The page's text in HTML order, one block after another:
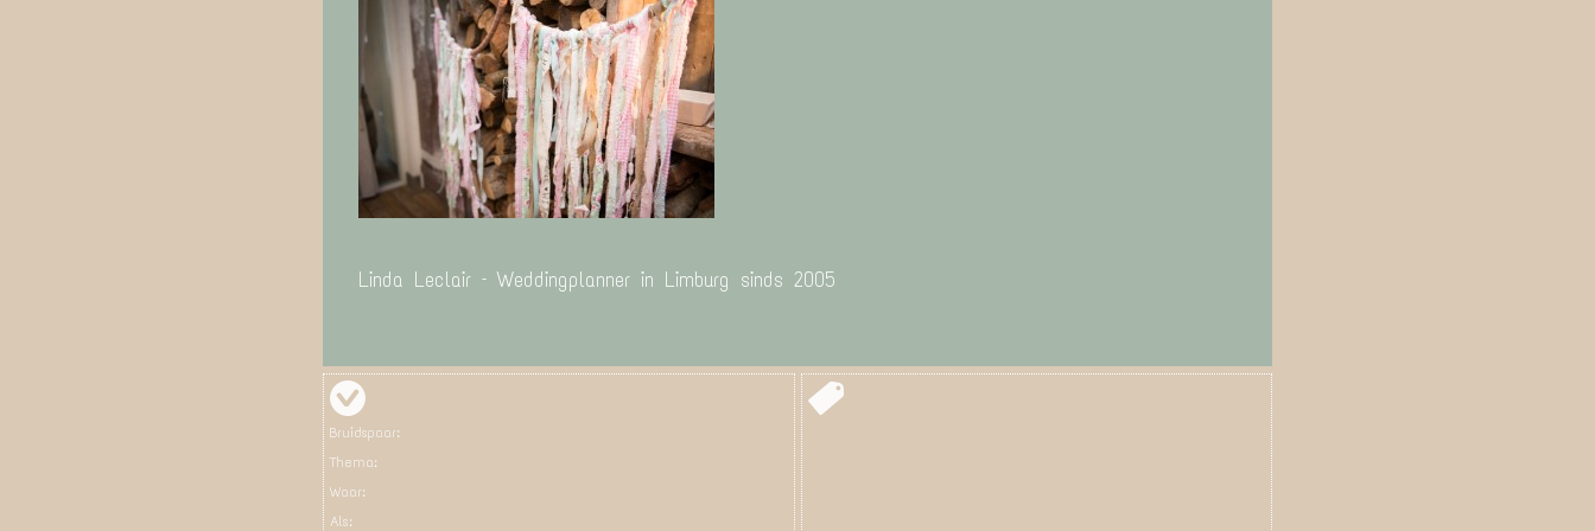
Linda Leclair – Weddingplanner in Limburg sinds 2005
Bruidspaar:
Thema:
Waar:
Als: